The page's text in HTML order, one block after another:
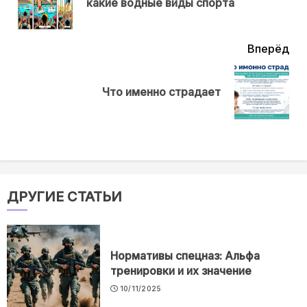
какие водные виды спорта
Вперёд
Что именно страдает
ДРУГИЕ СТАТЬИ
Нормативы спецназ: Альфа
тренировки и их значение
10/11/2025